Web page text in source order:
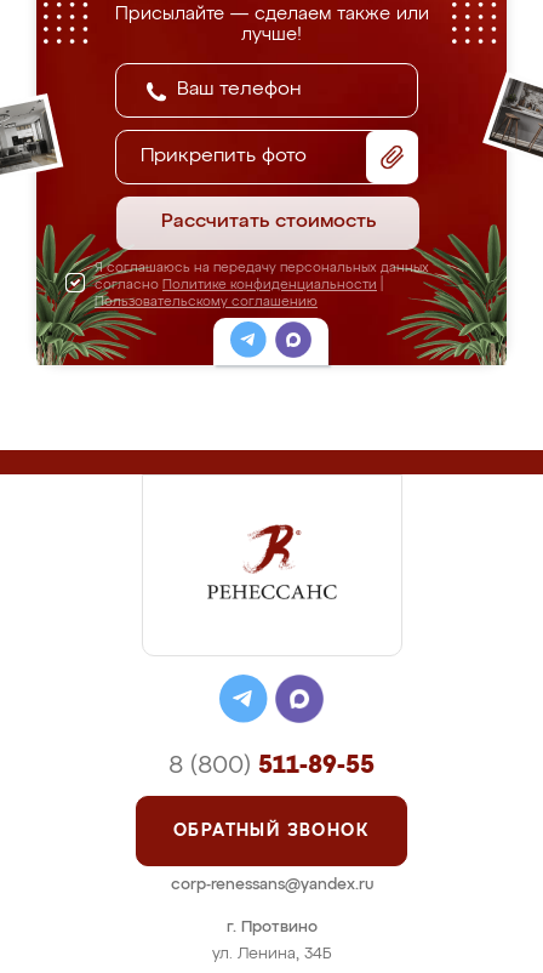
Присылайте — сделаем также или
лучше!
Прикрепить фото
Рассчитать стоимость
Я соглашаюсь на передачу персональных данных
согласно Политике конфиденциальности
Пользовательскому соглашению
г. Протвино
ул. Ленина, 34Б
8 (800) 511-89-55
ОБРАТНЫЙ ЗВОНОК
corp-renessans@yandex.ru